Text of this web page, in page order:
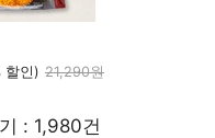
할인) 21,290원
: 1,980건